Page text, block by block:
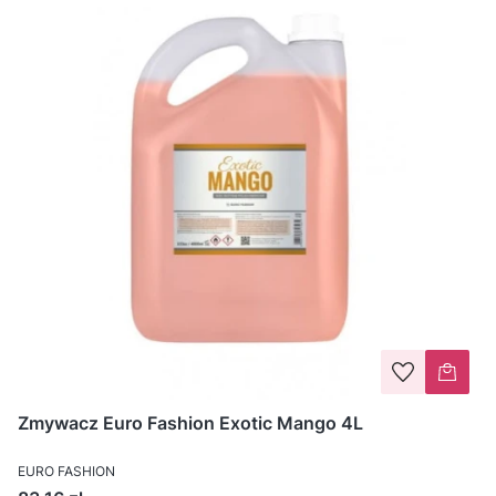
Zmywacz Euro Fashion Exotic Mango 4L
EURO FASHION